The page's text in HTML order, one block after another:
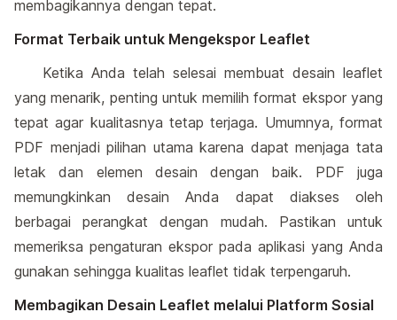
membagikannya dengan tepat.
Format Terbaik untuk Mengekspor Leaflet
Ketika Anda telah selesai membuat desain leaflet
yang menarik, penting untuk memilih format ekspor yang
tepat agar kualitasnya tetap terjaga. Umumnya, format
PDF menjadi pilihan utama karena dapat menjaga tata
letak dan elemen desain dengan baik. PDF juga
memungkinkan desain Anda dapat diakses oleh
berbagai perangkat dengan mudah. Pastikan untuk
memeriksa pengaturan ekspor pada aplikasi yang Anda
gunakan sehingga kualitas leaflet tidak terpengaruh.
Membagikan Desain Leaflet melalui Platform Sosial